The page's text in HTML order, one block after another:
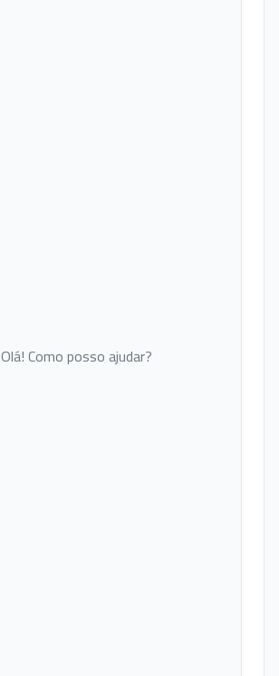
Olá! Como posso ajudar?